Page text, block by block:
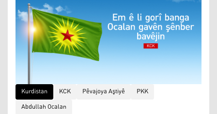
Kurdistan KCK Pêvajoya Aştiyê
PKK
Abdullah Ocalan